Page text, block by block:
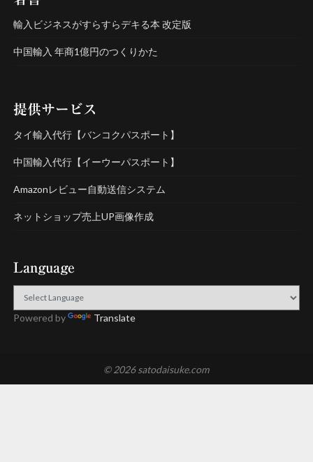
輸入ビジネスがすらすらデキる本 改定版
中国輸入 年商1億円のつくりかた
提供サービス
タイ輸入代行【バンコクパスポート】
中国輸入代行【イーウーパスポート】
Amazonレビュー自動送信システム
ネットショップ売上UP画像作成
Language
Powered by Translate
© 2026 satodaisuke.com